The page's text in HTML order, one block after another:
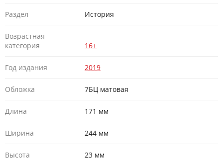
Раздел История
Возрастная
категория
16+
Год издания 2019
Обложка 7БЦ матовая
Длина 171 мм
Ширина 244 мм
Высота 23 мм